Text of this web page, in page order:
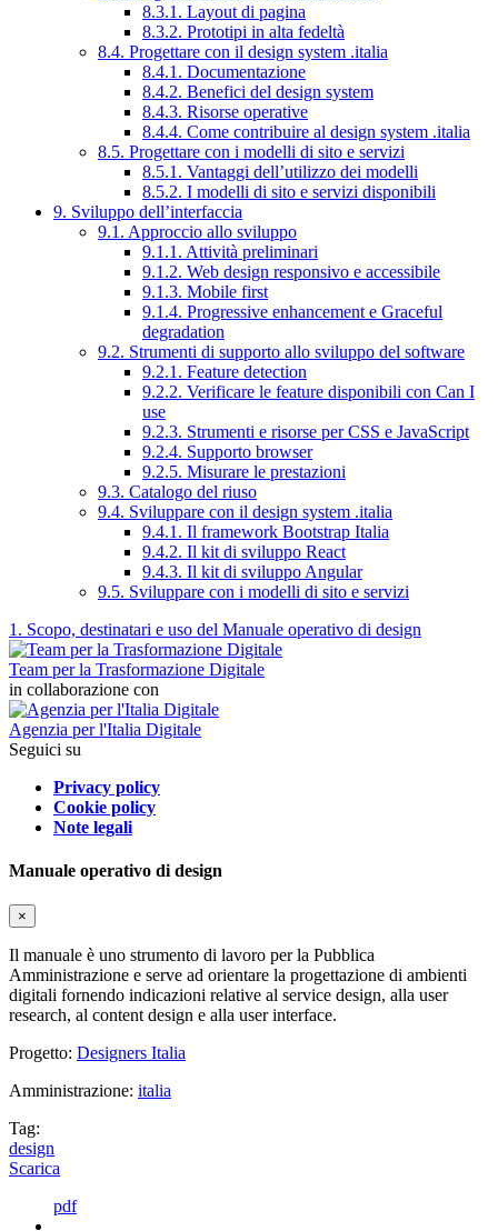
8.3.1. Layout di pagina
8.3.2. Prototipi in alta fedeltà
8.4. Progettare con il design system .italia
8.4.1. Documentazione
8.4.2. Benefici del design system
8.4.3. Risorse operative
8.4.4. Come contribuire al design system .italia
8.5. Progettare con i modelli di sito e servizi
8.5.1. Vantaggi dell’utilizzo dei modelli
8.5.2. I modelli di sito e servizi disponibili
9. Sviluppo dell’interfaccia
9.1. Approccio allo sviluppo
9.1.1. Attività preliminari
9.1.2. Web design responsivo e accessibile
9.1.3. Mobile first
9.1.4. Progressive enhancement e Graceful
degradation
9.2. Strumenti di supporto allo sviluppo del software
9.2.1. Feature detection
9.2.2. Verificare le feature disponibili con Can I
use
9.2.3. Strumenti e risorse per CSS e JavaScript
9.2.4. Supporto browser
9.2.5. Misurare le prestazioni
9.3. Catalogo del riuso
9.4. Sviluppare con il design system .italia
9.4.1. Il framework Bootstrap Italia
9.4.2. Il kit di sviluppo React
9.4.3. Il kit di sviluppo Angular
9.5. Sviluppare con i modelli di sito e servizi
1. Scopo, destinatari e uso del Manuale operativo di design
Team per la Trasformazione Digitale
in collaborazione con
Agenzia per l'Italia Digitale
Seguici su
Privacy policy
Cookie policy
Note legali
Manuale operativo di design
×
Il manuale è uno strumento di lavoro per la Pubblica
Amministrazione e serve ad orientare la progettazione di ambienti
digitali fornendo indicazioni relative al service design, alla user
research, al content design e alla user interface.
Progetto: Designers Italia
Amministrazione: italia
Tag:
design
Scarica
pdf